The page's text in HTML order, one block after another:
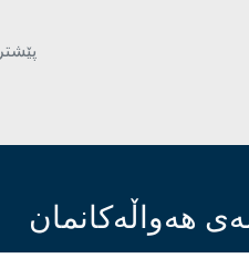
پێشتر
هەواڵەکانمان